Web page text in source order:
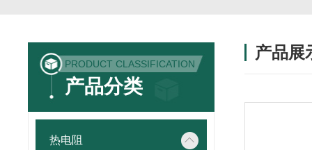
PRODUCT CLASSIFICATION
产品分类
热电阻
产品展